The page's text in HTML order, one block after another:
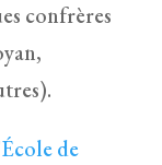
confrères
École de